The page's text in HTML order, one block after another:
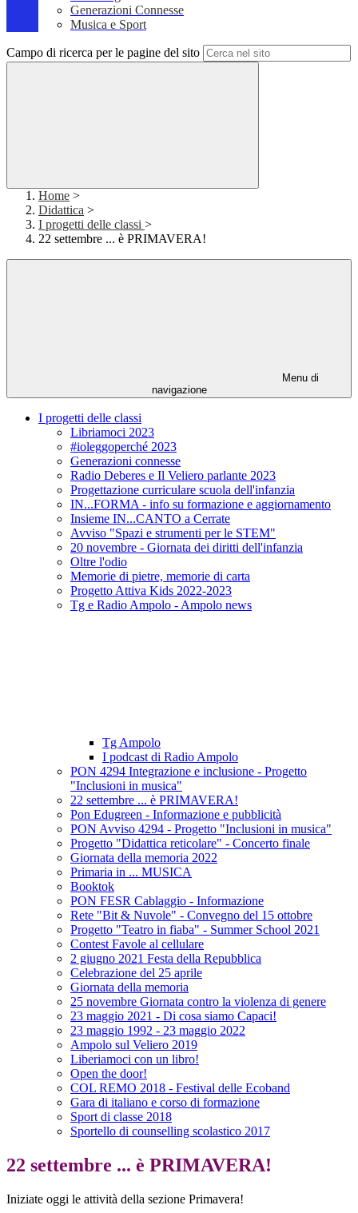
Generazioni Connesse
Musica e Sport
Campo di ricerca per le pagine del sito
Home >
Didattica >
I progetti delle classi >
22 settembre ... è PRIMAVERA!
Menu di
navigazione
I progetti delle classi
Libriamoci 2023
#ioleggoperché 2023
Generazioni connesse
Radio Deberes e Il Veliero parlante 2023
Progettazione curriculare scuola dell'infanzia
IN...FORMA - info su formazione e aggiornamento
Insieme IN...CANTO a Cerrate
Avviso "Spazi e strumenti per le STEM"
20 novembre - Giornata dei diritti dell'infanzia
Oltre l'odio
Memorie di pietre, memorie di carta
Progetto Attiva Kids 2022-2023
Tg e Radio Ampolo - Ampolo news
Tg Ampolo
I podcast di Radio Ampolo
PON 4294 Integrazione e inclusione - Progetto
"Inclusioni in musica"
22 settembre ... è PRIMAVERA!
Pon Edugreen - Informazione e pubblicità
PON Avviso 4294 - Progetto "Inclusioni in musica"
Progetto "Didattica reticolare" - Concerto finale
Giornata della memoria 2022
Primaria in ... MUSICA
Booktok
PON FESR Cablaggio - Informazione
Rete "Bit & Nuvole" - Convegno del 15 ottobre
Progetto "Teatro in fiaba" - Summer School 2021
Contest Favole al cellulare
2 giugno 2021 Festa della Repubblica
Celebrazione del 25 aprile
Giornata della memoria
25 novembre Giornata contro la violenza di genere
23 maggio 2021 - Di cosa siamo Capaci!
23 maggio 1992 - 23 maggio 2022
Ampolo sul Veliero 2019
Liberiamoci con un libro!
Open the door!
COL REMO 2018 - Festival delle Ecoband
Gara di italiano e corso di formazione
Sport di classe 2018
Sportello di counselling scolastico 2017
22 settembre ... è PRIMAVERA!
Iniziate oggi le attività della sezione Primavera!